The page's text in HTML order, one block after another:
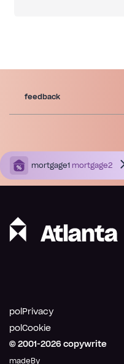
feedback
mortgage1 mortgage2
© 2001-2026 copywrite
madeBy
polPrivacy
polCookie